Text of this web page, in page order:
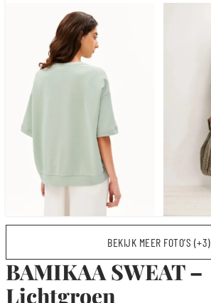
BEKIJK MEER FOTO’S (+3)
BAMIKAA SWEAT –
Lichtgroen